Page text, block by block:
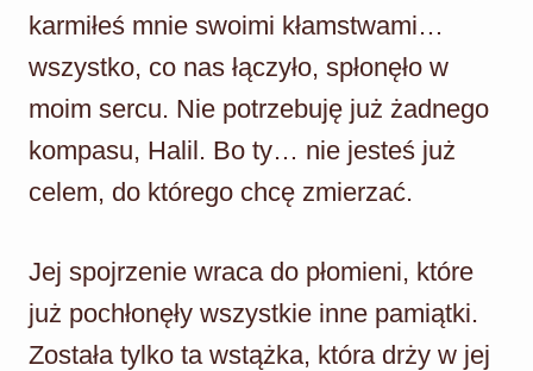
karmiłeś mnie swoimi kłamstwami…
wszystko, co nas łączyło, spłonęło w
moim sercu. Nie potrzebuję już żadnego
kompasu, Halil. Bo ty… nie jesteś już
celem, do którego chcę zmierzać.
Jej spojrzenie wraca do płomieni, które
już pochłonęły wszystkie inne pamiątki.
Została tylko ta wstążka, która drży w jej